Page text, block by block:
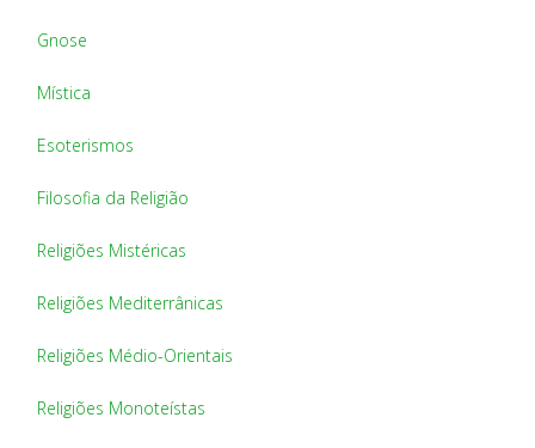
Gnose
Mística
Esoterismos
Filosofia da Religião
Religiões Mistéricas
Religiões Mediterrânicas
Religiões Médio-Orientais
Religiões Monoteístas